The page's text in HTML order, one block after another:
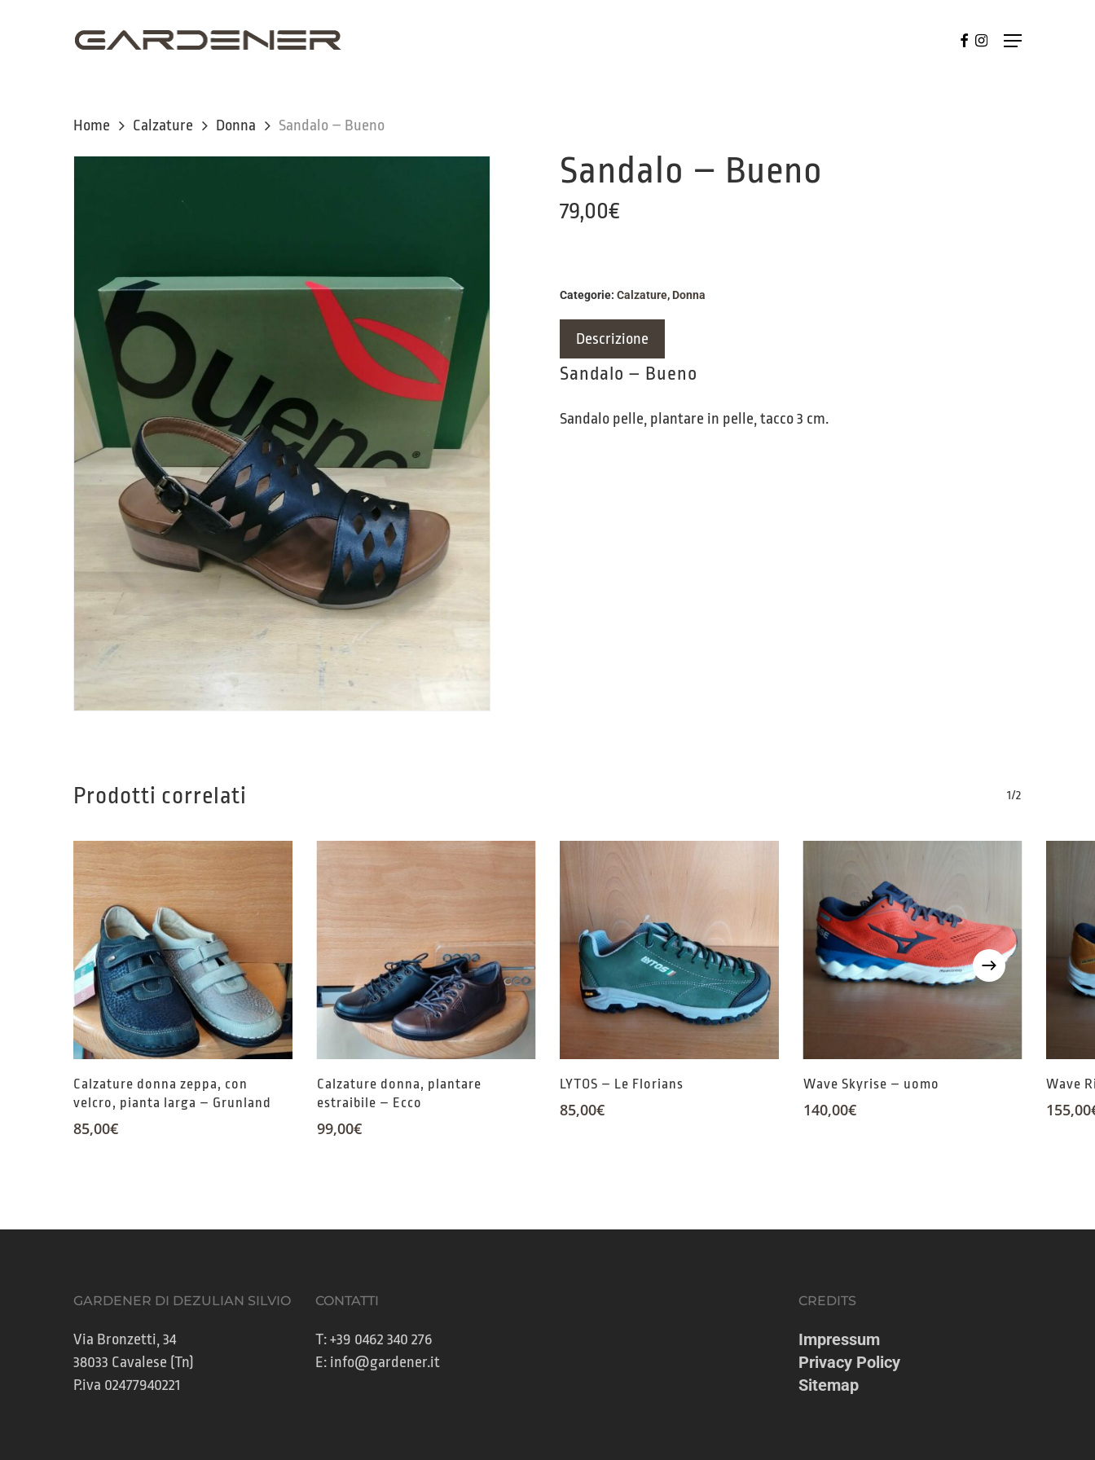
Menu
FACEBOOK
INSTAGRAM
Home Calzature Donna Sandalo – Bueno
Sandalo – Bueno
79,00€
Categorie: Calzature, Donna
Descrizione
Sandalo – Bueno
Sandalo pelle, plantare in pelle, tacco 3 cm.
Prodotti correlati 1/2
Calzature donna zeppa, con
velcro, pianta larga – Grunland
85,00€
Calzature donna, plantare
estraibile – Ecco
99,00€
LYTOS – Le Florians
85,00€
Wave Skyrise – uomo
140,00€
Wave
155,00
GARDENER DI DEZULIAN SILVIO
Via Bronzetti, 34
38033 Cavalese (Tn)
P.iva 02477940221
CONTATTI
T:+39 0462 340 276
E: info@gardener.it
CREDITS
Impressum
Privacy Policy
Sitemap